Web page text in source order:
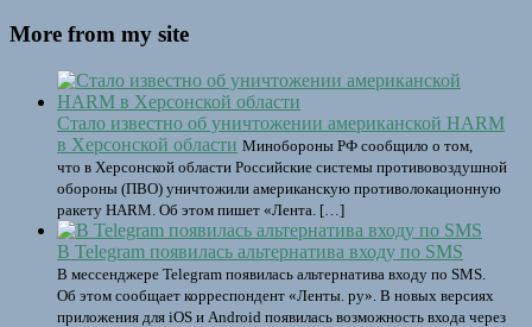
More from my site
Стало известно об уничтожении американской HARM
в Херсонской области Минобороны РФ сообщило о том,
что в Херсонской области Российские системы противовоздушной
обороны (ПВО) уничтожили американскую противолокационную
ракету HARM. Об этом пишет «Лента. […]
В Telegram появилась альтернатива входу по SMS
В мессенджере Telegram появилась альтернатива входу по SMS.
Об этом сообщает корреспондент «Ленты. ру». В новых версиях
приложения для iOS и Android появилась возможность входа через